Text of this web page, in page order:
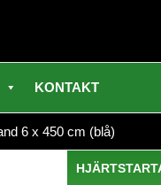
KONTAKT
6 x 450 cm (blå)